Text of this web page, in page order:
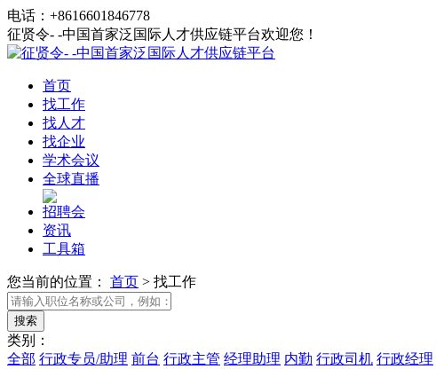
电话：+8616601846778
征贤令- -中国首家泛国际人才供应链平台欢迎您！
首页
找工作
找人才
找企业
学术会议
全球直播
招聘会
资讯
工具箱
您当前的位置： 首页 > 找工作
类别：
全部 行政专员/助理 前台 行政主管 经理助理 内勤 行政司机 行政经理